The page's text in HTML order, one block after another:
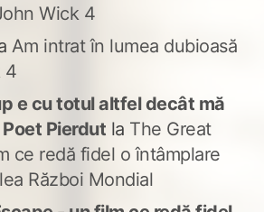
Wick 4
Am intrat în lumea dubioasă
4
e cu totul altfel decât mă
Pierdut la The Great
ce redă fidel o întâmplare
Război Mondial